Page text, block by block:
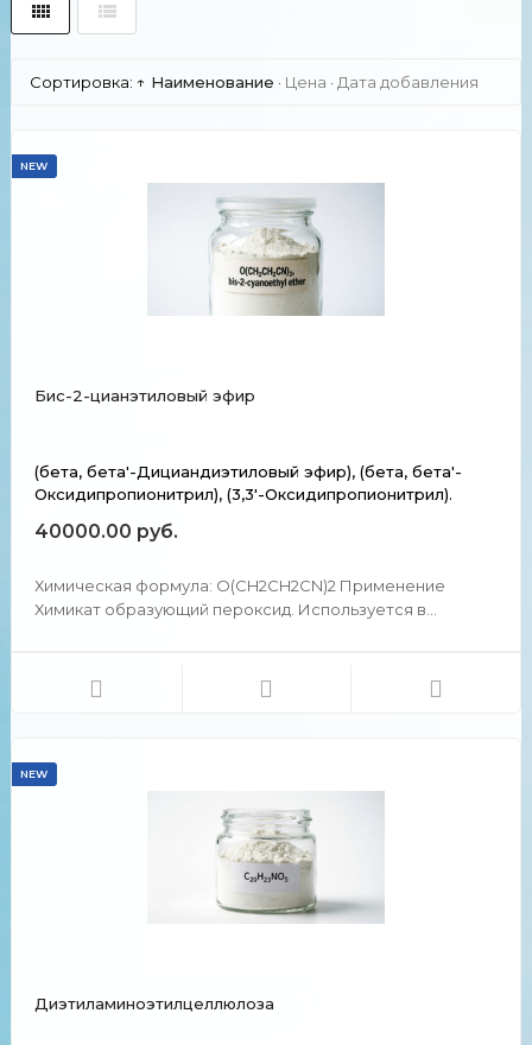
Сортировка: ↑ Наименование · Цена · Дата добавления
NEW
Бис-2-цианэтиловый эфир
(бета, бета'-Дициандиэтиловый эфир), (бета, бета'-
Оксидипропионитрил), (3,3'-Оксидипропионитрил).
40000.00 руб.
Химическая формула: O(CH2CH2CN)2 Применение
Химикат образующий пероксид. Используется в
органических соединений. Химические и физические
NEW
Диэтиламиноэтилцеллюлоза